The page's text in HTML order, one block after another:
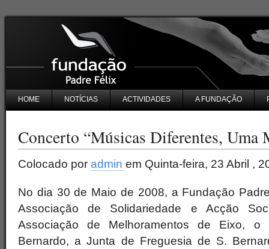
HOME NOTÍCIAS ACTIVIDADES A FUNDAÇÃO
Concerto “Músicas Diferentes, Uma
Colocado por admin em Quinta-feira, 23 Abril ,
No dia 30 de Maio de 2008, a Fundação
Associação de Solidariedade e Acção
Associação de Melhoramentos de Eixo, o
Bernardo, a Junta de Freguesia de S.